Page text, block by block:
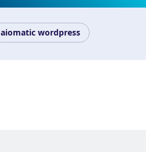
aiomatic wordpress